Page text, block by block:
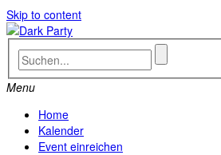
Skip to content
Menu
Home
Kalender
Event einreichen